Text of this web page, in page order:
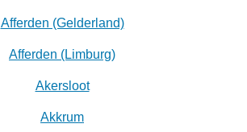
Afferden (Gelderland)
Afferden (Limburg)
Akersloot
Akkrum